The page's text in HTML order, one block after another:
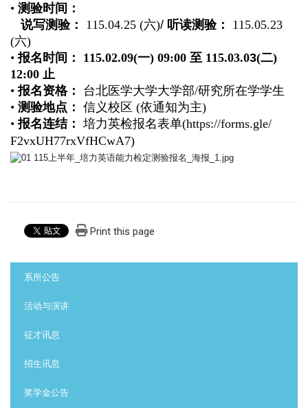
• 测验时间：
说写测验：
115.04.25 (六)/ 听读测验：
115.05.23
(六)
•报名时间： 115.02.09(一) 09:00 至 115.03.03(二)
12:00 止
•报名资格：
台北医学大学大学部/研究所在学学生
• 测验地点： 信义校区 (依通知为主)
•报名连结： 培力英检报名表单(https://forms.gle/
F2vxUH77rxVfHCwA7)
Print this page
系所公告
活动与演讲
征才讯息
招生讯息
奖学金公告